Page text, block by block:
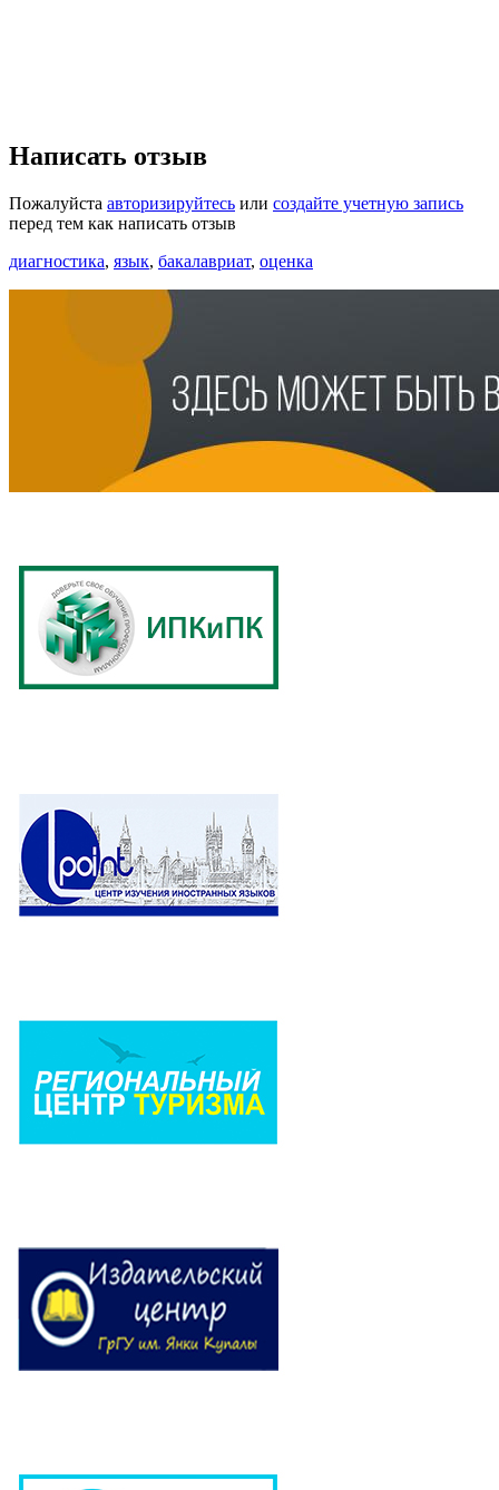
Написать отзыв
Пожалуйста авторизируйтесь или создайте учетную запись
перед тем как написать отзыв
диагностика, язык, бакалавриат, оценка